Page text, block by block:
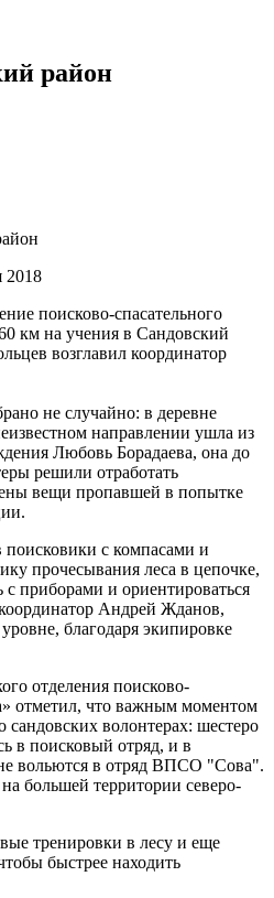
район
2018
поисково-спасательного
км на учения в Сандовский
возглавил координатор
не случайно: в деревне
направлении ушла из
Любовь Борадаева, она до
решили отработать
вещи пропавшей в попытке
поисковики с компасами и
прочесывания леса в цепочке,
с приборами и ориентироваться
Андрей Жданов,
благодаря экипировке
отделения поисково-
отметил, что важным моментом
сандовских волонтерах: шестеро
в поисковый отряд, и в
вольются в отряд ВПСО "Сова".
большей территории северо-
тренировки в лесу и еще
быстрее находить